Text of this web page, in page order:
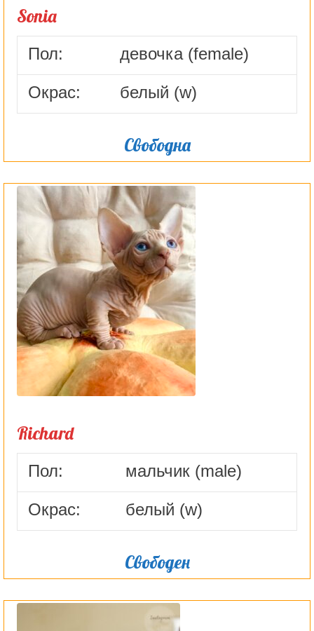
Sonia
Пол: девочка (female)
Окрас: белый (w)
Свободна
Richard
Пол: мальчик (male)
Окрас: белый (w)
Свободен